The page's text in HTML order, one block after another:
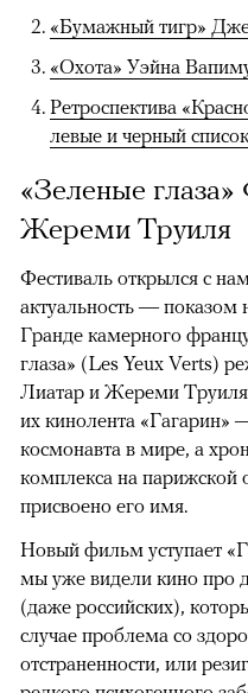
«Бумажный тигр»
«Охота» Уэйна
Ретроспектива
левые и черный
«Зеленые
Жереми Труиля
Фестиваль открылся с
актуальность —
Гранде камерного
глаза» (Les Yeux Verts)
Лиатар и Жереми
их кинолента «Гагарин»
космонавта в мире, а
комплекса на парижской
присвоено его имя.
Новый фильм уступает
мы уже видели кино про
(даже российских),
случае проблема со
отстраненности, или